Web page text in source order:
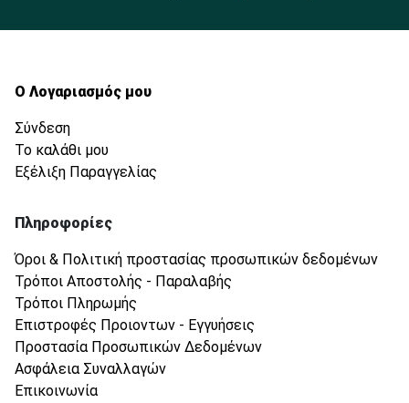
Ο Λογαριασμός μου
Σύνδεση
Το καλάθι μου
Εξέλιξη Παραγγελίας
Πληροφορίες
Όροι & Πολιτική προστασίας προσωπικών δεδομένων
Τρόποι Αποστολής - Παραλαβής
Τρόποι Πληρωμής
Επιστροφές Προιοντων - Εγγυήσεις
Προστασία Προσωπικών Δεδομένων
Ασφάλεια Συναλλαγών
Επικοινωνία